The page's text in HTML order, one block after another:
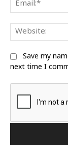
Save my
next time I